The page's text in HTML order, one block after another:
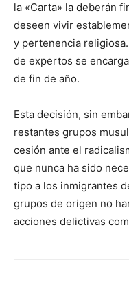
la «Carta» la deberán
deseen vivir
y pertenencia
de expertos se
de fin de año.
Esta decisión, sin
restantes grupos
cesión ante el
que nunca ha sido
tipo a los inmigrantes
grupos de origen no
acciones delictivas